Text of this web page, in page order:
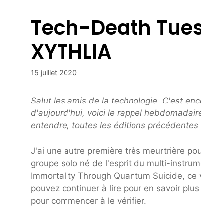
Tech-Death
XYTHLIA
15 juillet 2020
Salut les amis de la technologie. C'est
d'aujourd'hui, voici le rappel
entendre, toutes les éditions
J'ai une autre première très meurtrière
groupe solo né de l'esprit du multi-
Immortality Through Quantum Suicide,
pouvez continuer à lire pour en savoir
pour commencer à le vérifier.